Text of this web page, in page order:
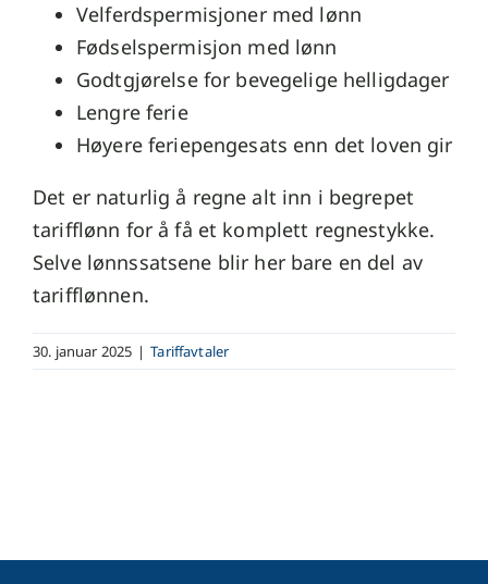
Velferdspermisjoner med lønn
Fødselspermisjon med lønn
Godtgjørelse for bevegelige helligdager
Lengre ferie
Høyere feriepengesats enn det loven gir
Det er naturlig å regne alt inn i begrepet
tarifflønn for å få et komplett regnestykke.
Selve lønnssatsene blir her bare en del av
tarifflønnen.
30. januar 2025 | Tariffavtaler